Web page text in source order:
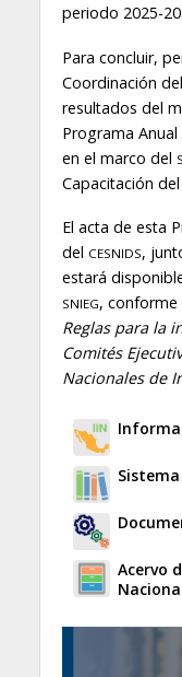
periodo 2025-
Para concluir,
Coordinación del
resultados del
Programa
en el marco del
Capacitación del
El acta de esta
del CESNIDS,
estará
SNIEG, conforme
Reglas para la
Comités
Nacionales de
Acervo